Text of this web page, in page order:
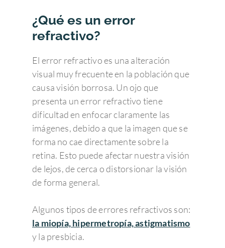
¿Qué es un error
refractivo?
El error refractivo es una alteración
visual muy frecuente en la población que
causa visión borrosa. Un ojo que
presenta un error refractivo tiene
dificultad en enfocar claramente las
imágenes, debido a que la imagen que se
forma no cae directamente sobre la
retina. Esto puede afectar nuestra visión
de lejos, de cerca o distorsionar la visión
de forma general.
Algunos tipos de errores refractivos son:
la miopía, hipermetropía, astigmatismo
y la presbicia.